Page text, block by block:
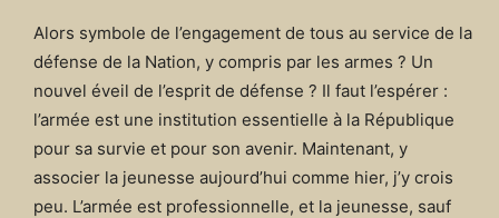
Alors symbole de l’engagement de tous au service de la
défense de la Nation, y compris par les armes ? Un
nouvel éveil de l’esprit de défense ? Il faut l’espérer :
l’armée est une institution essentielle à la République
pour sa survie et pour son avenir. Maintenant, y
associer la jeunesse aujourd’hui comme hier, j’y crois
peu. L’armée est professionnelle, et la jeunesse, sauf